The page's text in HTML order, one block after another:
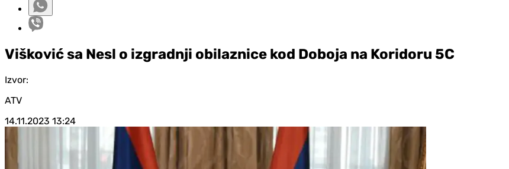
Višković sa Nesl o izgradnji obilaznice kod Doboja na Koridoru 5C
Izvor:
ATV
14.11.2023 13:24